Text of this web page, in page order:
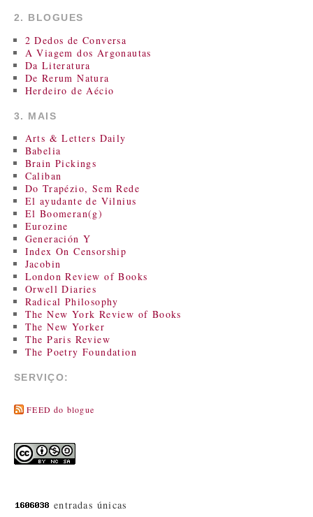
2. BLOGUES
2 Dedos de Conversa
A Viagem dos Argonautas
Da Literatura
De Rerum Natura
Herdeiro de Aécio
3. MAIS
Arts & Letters Daily
Babelia
Brain Pickings
Caliban
Do Trapézio, Sem Rede
El ayudante de Vilnius
El Boomeran(g)
Eurozine
Generación Y
Index On Censorship
Jacobin
London Review of Books
Orwell Diaries
Radical Philosophy
The New York Review of Books
The New Yorker
The Paris Review
The Poetry Foundation
SERVIÇO:
FEED do blogue
entradas únicas